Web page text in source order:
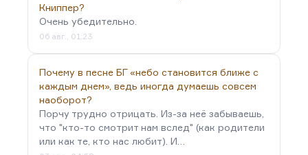
Книппер?
Очень убедительно.
06 авг., 01:23
Почему в песне БГ «небо становится ближе с
каждым днем», ведь иногда думаешь совсем
наоборот?
Порчу трудно отрицать. Из-за неё забываешь,
что "кто-то смотрит нам вслед" (как родители
или как те, кто нас любит). И…